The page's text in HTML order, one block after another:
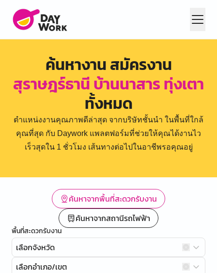
ค้นหางาน สมัครงาน
สุราษฎร์ธานี บ้านนาสาร ทุ่งเตา
ทั้งหมด
ตำแหน่งงานคุณภาพดีล่าสุด จากบริษัทชั้นนำ ในพื้นที่ใกล้
คุณที่สุด กับ Daywork แพลตฟอร์มที่ช่วยให้คุณได้งานไว
เร็วสุดใน 1 ชั่วโมง เส้นทางต่อไปในอาชีพรอคุณอยู่
ค้นหาจากพื้นที่สะดวกรับงาน
ค้นหาจากสถานีรถไฟฟ้า
พื้นที่สะดวกรับงาน
เลือกจังหวัด
เลือกอำเภอ/เขต